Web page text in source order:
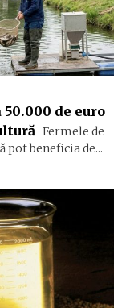
de euro
Fermele de
beneficia de...